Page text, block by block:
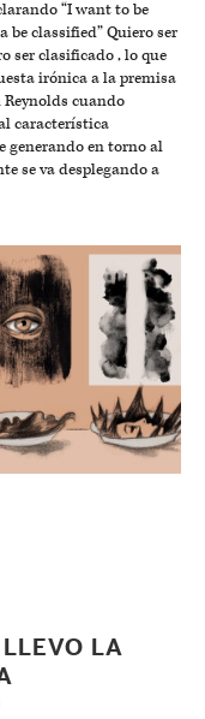
“I want to be
be classified” Quiero ser
ser clasificado , lo que
irónica a la premisa
cuando
característica
generando en torno al
se va desplegando a
LA